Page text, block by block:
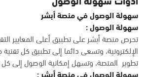
سهولة الوصول في منصة أبشر
سهولة الوصول :
تحرص منصة أبشر على تطبيق أعلى المعايير
الإلكترونية، وتسعى دائما إلى تطبيق كل
تطوير المنصة، وتسهل إمكانية الوصول إلى كل
سهولة الوصول في منصة أبشر :